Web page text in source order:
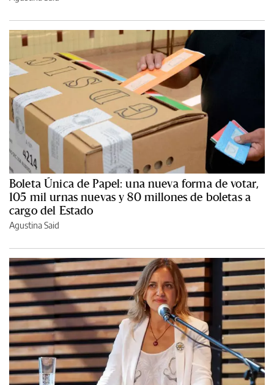
Boleta Única de Papel: una nueva forma de votar,
105 mil urnas nuevas y 80 millones de boletas a
cargo del Estado
Agustina Said